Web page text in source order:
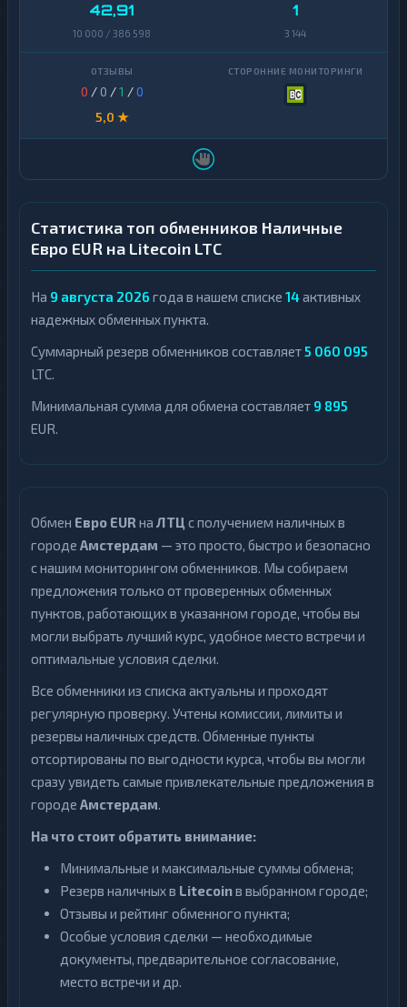
42,91
10 000 / 386 598
1
3 144
0 / 0 /1 /0
5,0 ★
Статистика топ обменников Наличные
Евро EUR на Litecoin LTC
На 9 августа 2026 года в нашем списке 14активных
надежных обменных пункта.
Суммарный резерв обменников составляет5 060 095
LTC.
Минимальная сумма для обмена составляет 9 895
EUR.
Обмен Евро EUR на ЛТЦ с получением наличных в
городе Амстердам — это просто, быстро и безопасно
с нашим мониторингом обменников. Мы собираем
предложения только от проверенных обменных
пунктов, работающих в указанном городе, чтобы вы
могли выбрать лучший курс, удобное место встречи и
оптимальные условия сделки.
Все обменники из списка актуальны и проходят
регулярную проверку. Учтены комиссии, лимиты и
резервы наличных средств. Обменные пункты
отсортированы по выгодности курса, чтобы вы могли
сразу увидеть самые привлекательные предложения в
городе Амстердам.
На что стоит обратить внимание:
Минимальные и максимальные суммы обмена;
Резерв наличных в Litecoinв выбранном городе;
Отзывы и рейтинг обменного пункта;
Особые условия сделки — необходимые
документы, предварительное согласование,
место встречи и др.